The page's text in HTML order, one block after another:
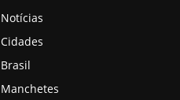
Notícias
Cidades
Brasil
Manchetes